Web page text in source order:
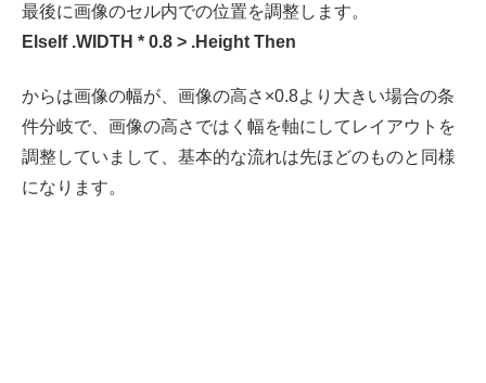
最後に画像のセル内での位置を調整します。
ElseIf .WIDTH * 0.8 > .Height Then
からは画像の幅が、画像の高さ×0.8より大きい場合の条
件分岐で、画像の高さではく幅を軸にしてレイアウトを
調整していまして、基本的な流れは先ほどのものと同様
になります。